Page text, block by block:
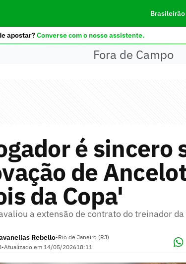
Brasileirão
apostar?Converse com o nosso assistente.
Fora de Campo
é sincero
de
da Copa'
a extensão de contrato do treinador
Rebello•Rio de Janeiro (RJ)
•Atualizado em 14/05/202618:11